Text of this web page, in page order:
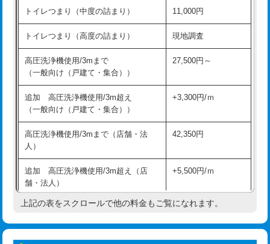
トイレつまり（中度の詰まり） 11,000円
トイレつまり（高度の詰まり） 現地調査
高圧洗浄機使用/3mまで
（一般向け（戸建て・集合））
27,500円～
追加 高圧洗浄機使用/3m超え
（一般向け（戸建て・集合））
+3,300円/ｍ
高圧洗浄機使用/3mまで（店舗・法
人）
42,350円
追加 高圧洗浄機使用/3m超え（店
舗・法人）
+5,500円/ｍ
高度高圧洗浄換 現地調査
上記の表をスクロールで他の料金もご覧になれます。